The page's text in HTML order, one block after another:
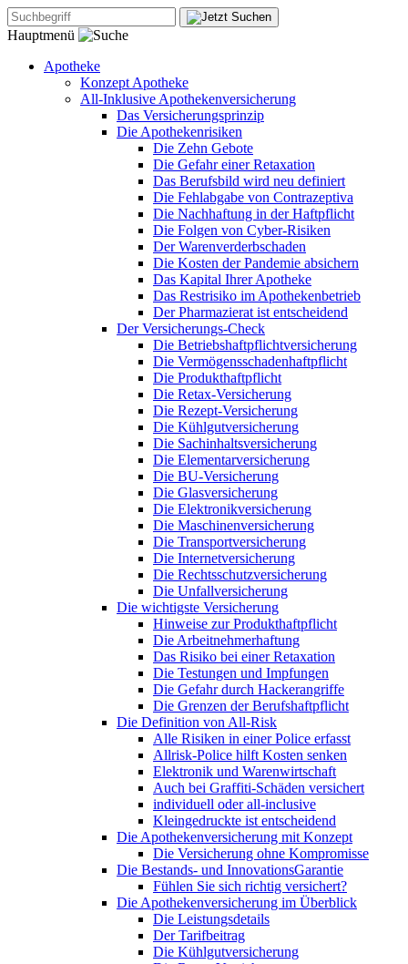
Hauptmenü
Apotheke
Konzept Apotheke
All-Inklusive Apothekenversicherung
Das Versicherungsprinzip
Die Apothekenrisiken
Die Zehn Gebote
Die Gefahr einer Retaxation
Das Berufsbild wird neu definiert
Die Fehlabgabe von Contrazeptiva
Die Nachhaftung in der Haftpflicht
Die Folgen von Cyber-Risiken
Der Warenverderbschaden
Die Kosten der Pandemie absichern
Das Kapital Ihrer Apotheke
Das Restrisiko im Apothekenbetrieb
Der Pharmazierat ist entscheidend
Der Versicherungs-Check
Die Betriebshaftpflichtversicherung
Die Vermögensschadenhaftpflicht
Die Produkthaftpflicht
Die Retax-Versicherung
Die Rezept-Versicherung
Die Kühlgutversicherung
Die Sachinhaltsversicherung
Die Elementarversicherung
Die BU-Versicherung
Die Glasversicherung
Die Elektronikversicherung
Die Maschinenversicherung
Die Transportversicherung
Die Internetversicherung
Die Rechtsschutzversicherung
Die Unfallversicherung
Die wichtigste Versicherung
Hinweise zur Produkthaftpflicht
Die Arbeitnehmerhaftung
Das Risiko bei einer Retaxation
Die Testungen und Impfungen
Die Gefahr durch Hackerangriffe
Die Grenzen der Berufshaftpflicht
Die Definition von All-Risk
Alle Risiken in einer Police erfasst
Allrisk-Police hilft Kosten senken
Elektronik und Warenwirtschaft
Auch bei Graffiti-Schäden versichert
individuell oder all-inclusive
Kleingedruckte ist entscheidend
Die Apothekenversicherung mit Konzept
Die Versicherung ohne Kompromisse
Die Bestands- und InnovationsGarantie
Fühlen Sie sich richtig versichert?
Die Apothekenversicherung im Überblick
Die Leistungsdetails
Der Tarifbeitrag
Die Kühlgutversicherung